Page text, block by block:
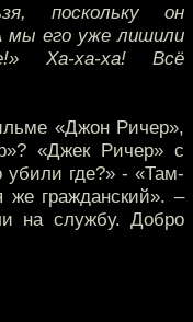
поскольку он
мы его уже лишили
Ха-ха-ха! Всё
«Джон Ричер»,
«Джек Ричер» с
убили где?» - «Там-
гражданский». –
на службу. Добро